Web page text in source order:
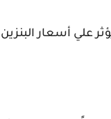
علي أسعار